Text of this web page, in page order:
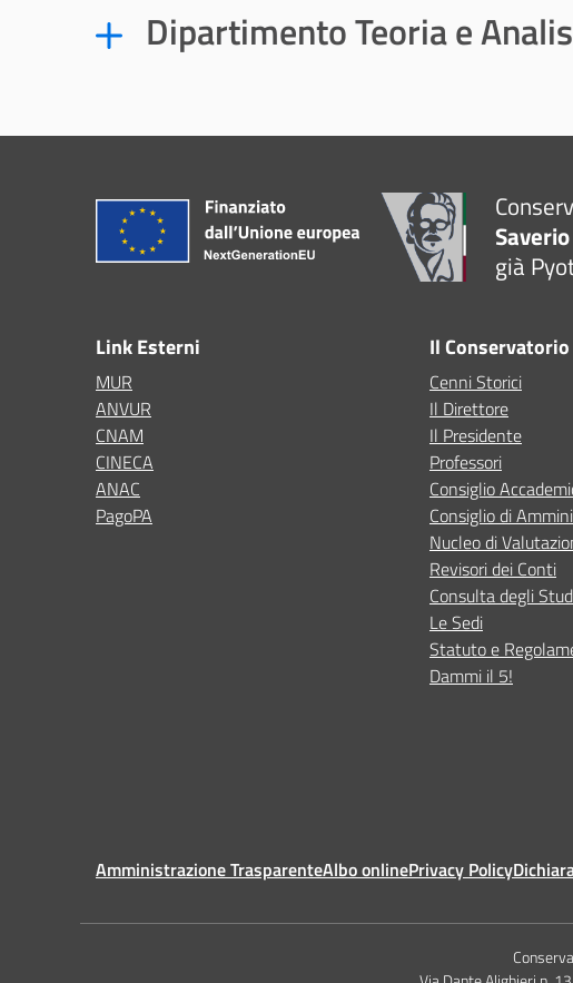
Dipartimento Teoria e
già
Link Esterni
MUR
ANVUR
CNAM
CINECA
ANAC
PagoPA
Il Conservatorio
Cenni Storici
Il Direttore
Il Presidente
Professori
Consiglio
Consiglio di
Nucleo di
Revisori dei Conti
Consulta degli
Le Sedi
Statuto e
Dammi il 5!
Amministrazione TrasparenteAlbo onlinePrivacy Policy